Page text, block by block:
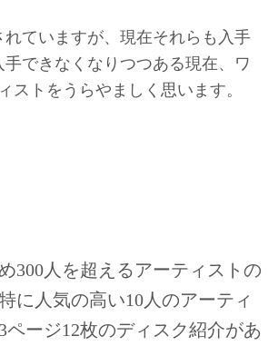
ていますが、現在それらも入手
できなくなりつつある現在、ワ
ストをうらやましく思います。
300人を超えるアーティストの
に人気の高い10人のアーティ
ージ12枚のディスク紹介があ